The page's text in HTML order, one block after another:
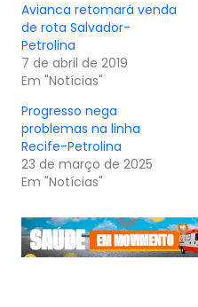
Avianca retomará venda
de rota Salvador-
Petrolina
7 de abril de 2019
Em "Notícias"
Progresso nega
problemas na linha
Recife-Petrolina
23 de março de 2025
Em "Notícias"